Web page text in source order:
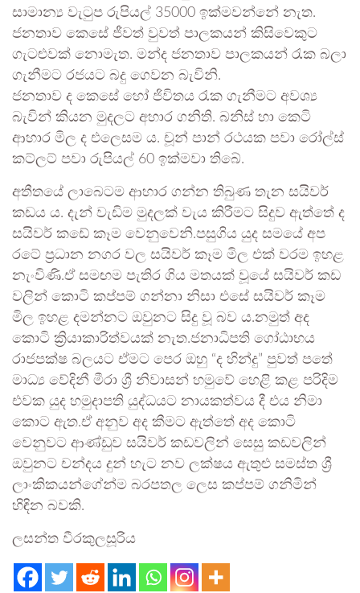
සාමාන්‍ය වැටුප රුපියල් 35000 ඉක්මවන්නේ නැත.
ජනතාව කෙසේ ජීවත් වුවත් පාලකයන් කිසිවෙකුට
ගැටළුවක් නොමැත. මන්ද ජනතාව පාලකයන් රැක බලා
ගැනීමට රජයට බදු ගෙවන බැවිනි.
ජනතාව ද කෙසේ හෝ ජිවිතය රැක ගැනීමට අවශ්‍ය
බැවින් කියන මුදලට අහාර ගනිති. බනිස් හා කෙටි
ආහාර මිල ද එලෙසම ය. චූන් පාන් රථයක පවා රෝල්ස්
කට්ලට් පවා රුපියල් 60 ඉක්මවා තිබේ.
අතීතයේ ලාබෙටම ආහාර ගන්න තිබුණ තැන සයිවර්
කඩය ය. දැන් වැඩිම මුදලක් වැය කිරීමට සිදුව ඇත්තේ ද
සයිවර් කඩේ කෑම වෙනුවෙනි.පසුගිය යුද සමයේ අප
රටේ ප්‍රධාන නගර වල සයිවර් කෑම මිල එක් වරම ඉහළ
නැංවිණි.ඒ සමඟම පැතිර ගිය මතයක් වූයේ සයිවර් කඩ
වලින් කොටි කප්පම් ගන්නා නිසා එසේ සයිවර් කෑම
මිල ඉහළ දමන්නට ඔවුනට සිදු වූ බව ය.නමුත් අද
කොටි ක්‍රියාකාරිත්වයක් නැත.ජනාධිපති ගෝඨාභය
රාජපක්ෂ බලයට ඒමට පෙර ඔහු “ද හින්දු” පුවත් පතේ
මාධ්‍ය වේදිනී මීරා ශ්‍රී නිවාසන් හමුවේ හෙළි කළ පරිදිම
එවක යුද හමුදාපති යුද්ධයට නායකත්වය දී එය නිමා
කොට ඇත.ඒ අනුව අද කීමට ඇත්තේ අද කොටි
වෙනුවට ආණ්ඩුව සයිවර් කඩවලින් සෙසු කඩවලින්
ඔවුනට චන්දය දුන් හැට නව ලක්ෂය ඇතුළු සමස්ත ශ්‍රී
ලාංකිකයන්ගේන්ම බරපතල ලෙස කප්පම් ගනිමින්
හිඳින බවකි.
ලසන්ත වීරකුලසූරිය